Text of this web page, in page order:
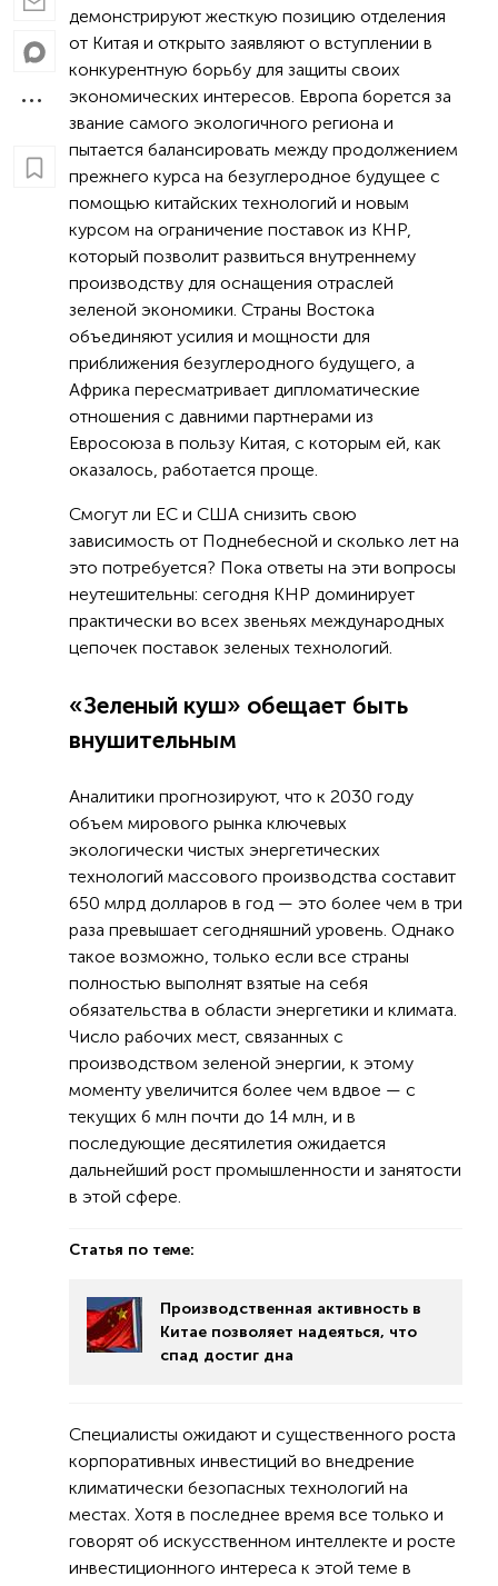
демонстрируют жесткую позицию отделения
от Китая и открыто заявляют о вступлении в
конкурентную борьбу для защиты своих
экономических интересов. Европа борется за
звание самого экологичного региона и
пытается балансировать между продолжением
прежнего курса на безуглеродное будущее с
помощью китайских технологий и новым
курсом на ограничение поставок из КНР,
который позволит развиться внутреннему
производству для оснащения отраслей
зеленой экономики. Страны Востока
объединяют усилия и мощности для
приближения безуглеродного будущего, а
Африка пересматривает дипломатические
отношения с давними партнерами из
Евросоюза в пользу Китая, с которым ей, как
оказалось, работается проще.
Смогут ли ЕС и США снизить свою
зависимость от Поднебесной и сколько лет на
это потребуется? Пока ответы на эти вопросы
неутешительны: сегодня КНР доминирует
практически во всех звеньях международных
цепочек поставок зеленых технологий.
«Зеленый куш» обещает быть
внушительным
Аналитики прогнозируют, что к 2030 году
объем мирового рынка ключевых
экологически чистых энергетических
технологий массового производства составит
650 млрд долларов в год — это более чем в три
раза превышает сегодняшний уровень. Однако
такое возможно, только если все страны
полностью выполнят взятые на себя
обязательства в области энергетики и климата.
Число рабочих мест, связанных с
производством зеленой энергии, к этому
моменту увеличится более чем вдвое — с
текущих 6 млн почти до 14 млн, и в
последующие десятилетия ожидается
дальнейший рост промышленности и занятости
в этой сфере.
Статья по теме:
Производственная активность в
Китае позволяет надеяться, что
спад достиг дна
Специалисты ожидают и существенного роста
корпоративных инвестиций во внедрение
климатически безопасных технологий на
местах. Хотя в последнее время все только и
говорят об искусственном интеллекте и росте
инвестиционного интереса к этой теме в